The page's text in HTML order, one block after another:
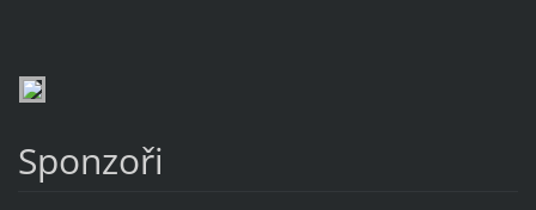
Sponzoři